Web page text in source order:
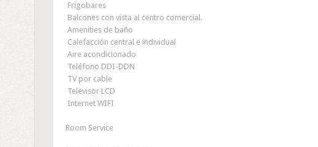
Frigobares
Balcones con vista al centro comercial.
Amenities de baño
Calefacción central e individual
Aire acondicionado
Teléfono DDI-DDN
TV por cable
Televisor LCD
Internet WIFI
Room Service